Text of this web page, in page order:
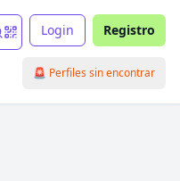
Login Registro
🚨 Perfiles sin encontrar